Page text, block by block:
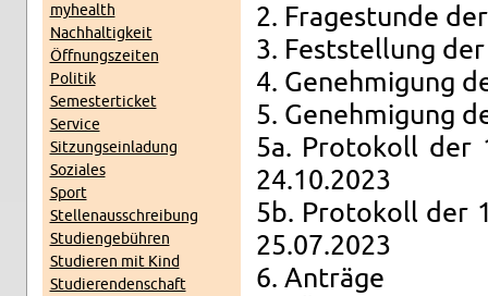
myhe­alth
Nach­hal­tig­keit
Öff­nungs­zei­ten
Po­li­tik
Se­mes­ter­ti­cket
Ser­vice
Sit­zungs­ein­la­dung
So­zia­les
Sport
Stel­len­aus­schrei­bung
Stu­di­en­ge­büh­ren
Stu­die­ren mit Kind
Stu­die­ren­den­schaft
2. Fra­ge­stun­de
3. Fest­stel­lung
4. Ge­neh­mi­gung
5. Ge­neh­mi­gung
5a. Pro­to­koll der
24.10.2023
5b. Pro­to­koll der
25.07.2023
6. An­trä­ge